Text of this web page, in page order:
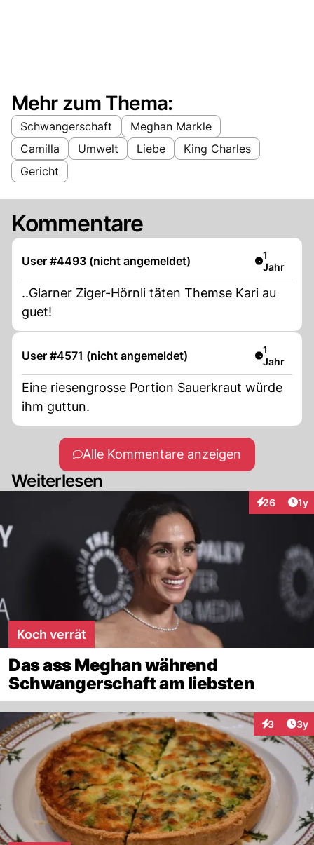
Mehr zum Thema:
Schwangerschaft
Meghan Markle
Camilla
Umwelt Liebe
King Charles
Gericht
Kommentare
User #4493 (nicht angemeldet) Artikel
1
Jahr
..Glarner Ziger-Hörnli täten Themse Kari au
guet!
User #4571 (nicht angemeldet) Artikel
1
Jahr
Eine riesengrosse Portion Sauerkraut würde
ihm guttun.
Alle Kommentare anzeigen
Weiterlesen
26 1y
Koch verrät
Das ass Meghan während
Schwangerschaft am liebsten
3 3y